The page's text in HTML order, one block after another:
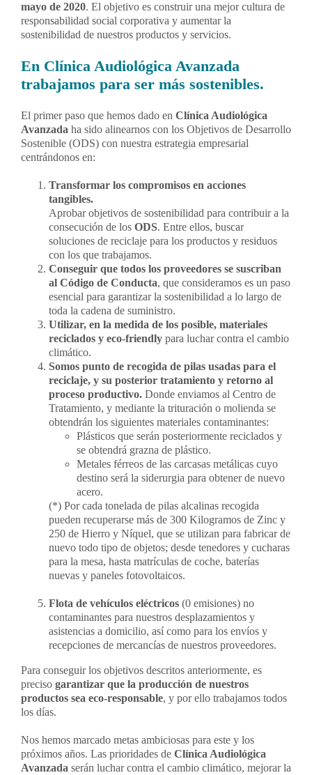
mayo de 2020. El objetivo es construir una mejor cultura de
responsabilidad social corporativa y aumentar la
sostenibilidad de nuestros productos y servicios.
En Clínica Audiológica Avanzada
trabajamos para ser más sostenibles.
El primer paso que hemos dado en Clínica Audiológica
Avanzadaha sido alinearnos con los Objetivos de Desarrollo
Sostenible (ODS) con nuestra estrategia empresarial
centrándonos en:
Transformar los compromisos en acciones
tangibles.
Aprobar objetivos de sostenibilidad para contribuir a la
consecución de los ODS. Entre ellos, buscar
soluciones de reciclaje para los productos y residuos
con los que trabajamos.
Conseguir que todos los proveedores se suscriban
al Código de Conducta, que consideramos es un paso
esencial para garantizar la sostenibilidad a lo largo de
toda la cadena de suministro.
Utilizar, en la medida de los posible, materiales
reciclados y eco-friendlypara luchar contra el cambio
climático.
Somos punto de recogida de pilas usadas para el
reciclaje, y su posterior tratamiento y retorno al
proceso productivo.Donde enviamos al Centro de
Tratamiento, y mediante la trituración o molienda se
obtendrán los siguientes materiales contaminantes:
Plásticos que serán posteriormente reciclados y
se obtendrá grazna de plástico.
Metales férreos de las carcasas metálicas cuyo
destino será la siderurgia para obtener de nuevo
acero.
(*) Por cada tonelada de pilas alcalinas recogida
pueden recuperarse más de 300 Kilogramos de Zinc y
250 de Hierro y Níquel, que se utilizan para fabricar de
nuevo todo tipo de objetos; desde tenedores y cucharas
para la mesa, hasta matrículas de coche, baterías
nuevas y paneles fotovoltaicos.
Flota de vehículos eléctricos(0 emisiones) no
contaminantes para nuestros desplazamientos y
asistencias a domicilio, así como para los envíos y
recepciones de mercancías de nuestros proveedores.
Para conseguir los objetivos descritos anteriormente, es
preciso garantizar que la producción de nuestros
productos sea eco-responsable, y por ello trabajamos todos
los días.
Nos hemos marcado metas ambiciosas para este y los
próximos años. Las prioridades de Clínica Audiológica
Avanzada serán luchar contra el cambio climático, mejorar la